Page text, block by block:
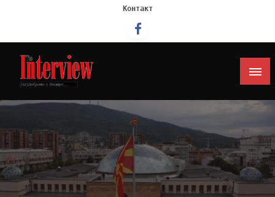
Контакт
Интервју